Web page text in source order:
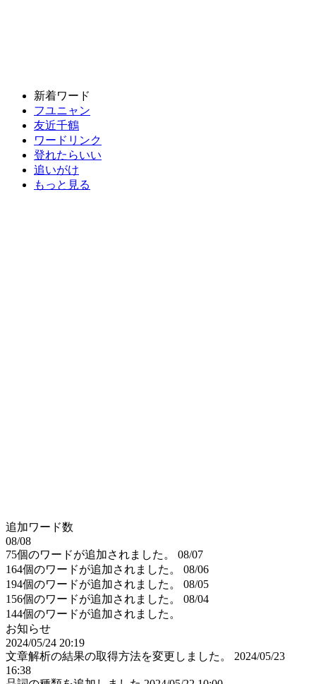
新着ワード
フユニャン
友近千鶴
ワードリンク
登れたらいい
追いがけ
もっと見る
追加ワード数
08/08
75個のワードが追加されました。
08/07
164個のワードが追加されました。
08/06
194個のワードが追加されました。
08/05
156個のワードが追加されました。
08/04
144個のワードが追加されました。
お知らせ
2024/05/24 20:19
文章解析の結果の取得方法を変更しました。
2024/05/23
16:38